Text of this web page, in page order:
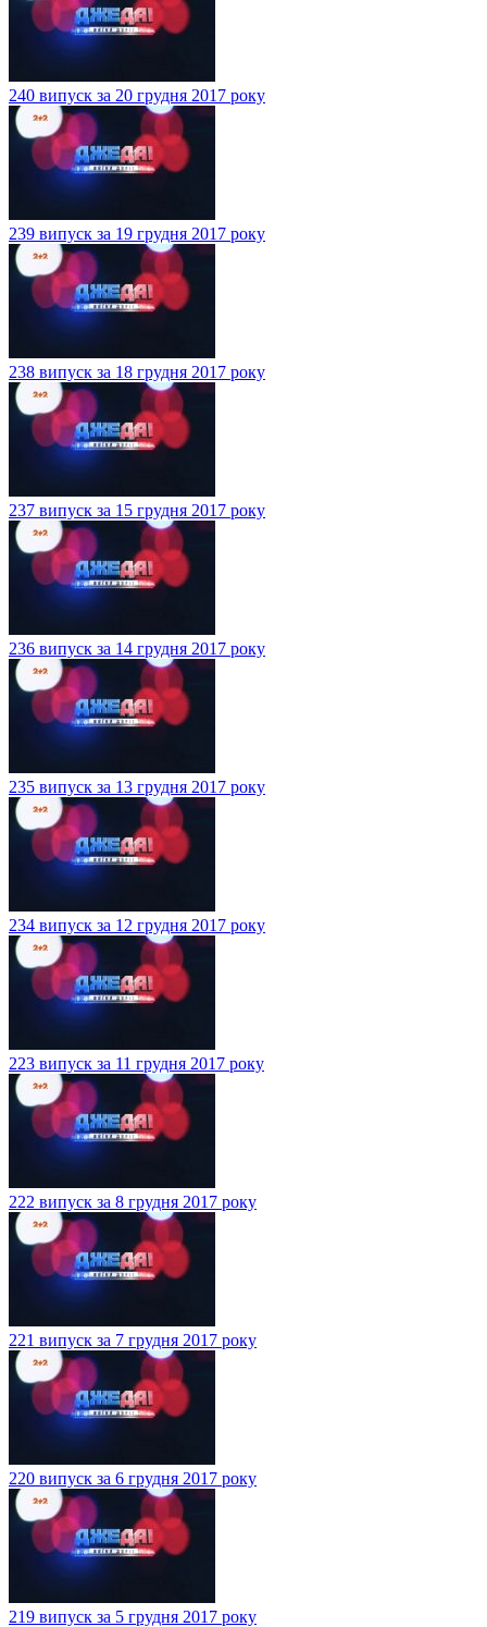
240 випуск за 20 грудня 2017 року
239 випуск за 19 грудня 2017 року
238 випуск за 18 грудня 2017 року
237 випуск за 15 грудня 2017 року
236 випуск за 14 грудня 2017 року
235 випуск за 13 грудня 2017 року
234 випуск за 12 грудня 2017 року
223 випуск за 11 грудня 2017 року
222 випуск за 8 грудня 2017 року
221 випуск за 7 грудня 2017 року
220 випуск за 6 грудня 2017 року
219 випуск за 5 грудня 2017 року